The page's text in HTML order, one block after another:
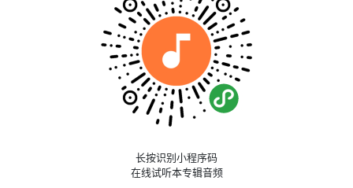
长按识别小程序码
在线试听本专辑音频